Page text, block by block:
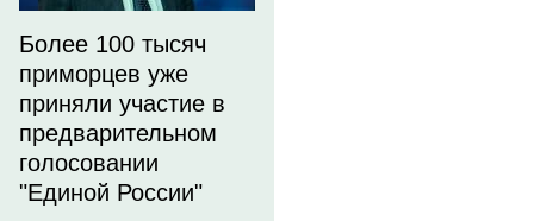
Более 100 тысяч
приморцев уже
приняли участие в
предварительном
голосовании
"Единой России"